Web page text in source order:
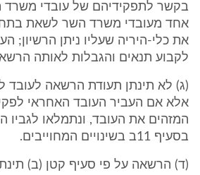
בקשר לתפקידיהם של עובדי משרד
אחד מעובדי משרד השר לשאת
את כלי-היריה שעליו ניתן הרשיון;
לקבוע תנאים והגבלות לאותה
(ג) לא תינתן תעודת הרשאה לעובד
אלא אם העביר העובד האחראי
המזהים את העובד, ונתמלאו לגביו
בסעיף 11ב בשינויים המחוייבים.
(ד) הרשאה על פי סעיף קטן (ב)